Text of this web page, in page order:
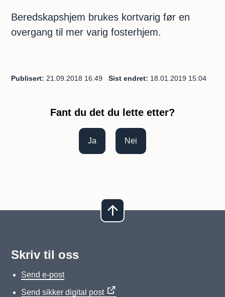
Beredskapshjem brukes kortvarig før en
overgang til mer varig fosterhjem.
Publisert 21.09.2018 16:49 Sist endret 18.01.2019 15:04
Fant du det du lette etter?
Ja Nei
Skriv til oss
Send e-post
Send sikker digital post